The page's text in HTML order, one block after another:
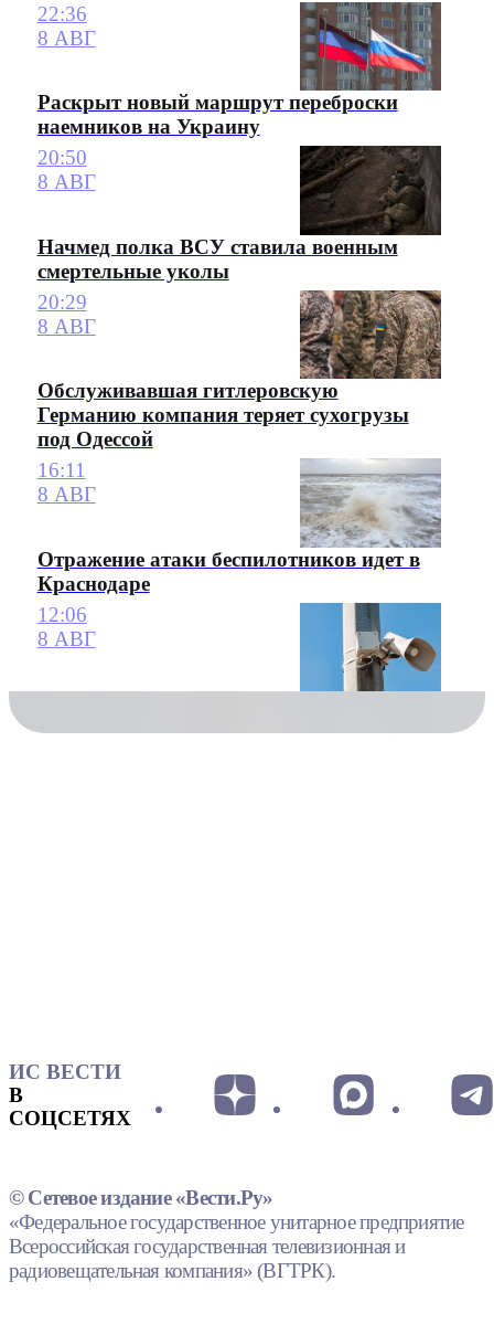
22:36
8 АВГ
Раскрыт новый маршрут переброски
наемников на Украину
20:50
8 АВГ
Начмед полка ВСУ ставила военным
смертельные уколы
20:29
8 АВГ
Обслуживавшая гитлеровскую
Германию компания теряет сухогрузы
под Одессой
16:11
8 АВГ
Отражение атаки беспилотников идет в
Краснодаре
12:06
8 АВГ
ИС ВЕСТИ
В
СОЦСЕТЯХ
© Сетевое издание «Вести.Ру»
«Федеральное государственное унитарное предприятие
Всероссийская государственная телевизионная и
радиовещательная компания» (ВГТРК).